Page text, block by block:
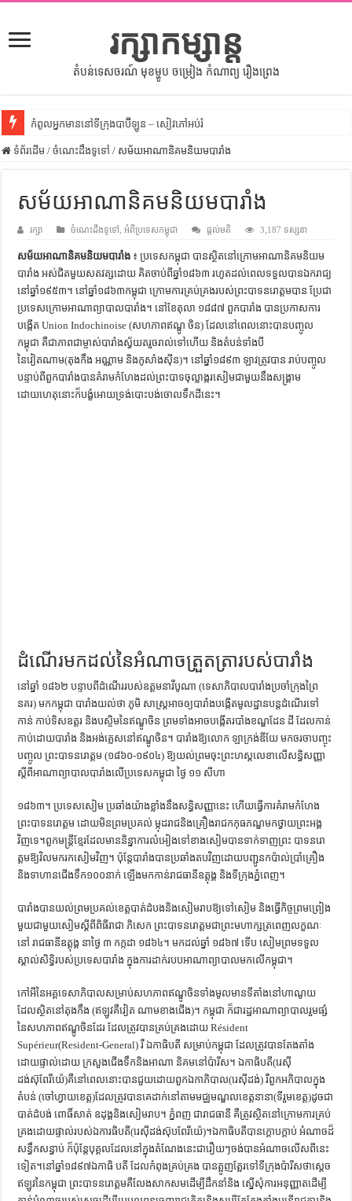
រក្សាកម្សាន្ត
តំបន់ទេសចរណ៍ មុខម្ហូប ចម្រៀង កំណាព្យ រឿងព្រេង
កំពូលអ្នកមាននៅទីក្រុងបាប៊ីឡូន – សៀវភៅអប់រំ
សីលធម៌នៅក្នុងសង្គមខ្មែរ – សៀវភៅចំណេះដឹងទូទៅ
ទំលៀមទម្លាប់ប្រពៃណីជនជាតិចិន – សៀវភៅចំណេះដឹងទូទៅ
ដើមកំណើតអង្គរ – សៀវភៅចំណេះដឹងទូទៅ
ដើមកំណើតជនជាតិខ្មែរ – អត្ថបទស្រាវជ្រាវ
ទំនាក់ទំនងកម្ពុជានិងចិន – សៀវភៅចំណេះដឹងទូទៅ
ព្រះបាទធម្មិក – សៀវភៅចំណេះដឹងទូទៅ
រដ្ឋបាល និង រដ្ឋបាលវិមជ្ឈការ – អត្ថបទស្រាវជ្រាវ
ការស្វែងយល់អំពី ល្ខោនខោល – សៀវភៅចំណេះដឹងទូទៅ
ទំព័រដើម / ចំណេះដឹងទូទៅ / សម័យអាណានិគមនិយមបារាំង
សម័យអាណានិគមនិយមបារាំង
រក្សា ចំណេះដឹងទូទៅ ,អំពីប្រទេសកម្ពុជា ផ្តល់មតិ 3,187 ទស្សនា
សម័យអាណានិគមនិយមបារាំង ៖ ប្រទេសកម្ពុជា បានស្ថិតនៅក្រោមអាណានិគមនិយម
បារាំង អស់ជិតមួយសតវត្សដោយ គិតចាប់ពីឆ្នាំ១៨៦៣ រហូតដល់ពេលទទួលបានឯករាជ្យ
នៅឆ្នាំ១៩៥៣។ នៅឆ្នាំ១៨៦៣កម្ពុជា ក្រោមការគ្រប់គ្រងរបស់ព្រះបាទនរោត្តមបាន ប្រែជា
ប្រទេសក្រោមអាណាព្យាបាលបារាំង។ នៅខែតុលា ១៨៨៧ ពួកបារាំង បានប្រកាសការ
បង្កើត Union Indochinoise (សហភាពឥណ្ឌូ ចិន) ដែលនៅពេលនោះបានបញ្ចូល
កម្ពុជា គឺជាភាពជាម្ចាស់បារាំងស្វ័យតរួចរាល់ទៅហើយ និងតំបន់ទាំងបី
នៃវៀតណាម(តុងកឹង អណ្ណាម និងកូសាំងស៊ីន)។ នៅឆ្នាំ១៨៩៣ ឡាវត្រូវបាន រាប់បញ្ចូល
បន្ទាប់ពីពួកបារាំងបានគំរាមកំហែងដល់ព្រះបាទចុល្លាង្ករសៀមជាមួយនឹងសង្គ្រាម
ដោយហេតុនោះក៏បង្ខំអោយទ្រង់បោះបង់ចោលទឹកដីនេះ។
ដំណើរមកដល់នៃអំណាចត្រួតត្រារបស់បារាំង
នៅឆ្នាំ ១៨៦២ បន្ទាបពីដំណើររបស់ឧត្ដមនាវីបូណា (ទេសាភិបាលបារាំងប្រចាំក្រុងព្រៃ
នគរ) មកកម្ពុជា បារាំងយល់ថា ភូមិ សាស្ត្រអាចឲ្យបារាំងបង្កើតមូលដ្ឋានបន្តដំណើរទៅ
កាន់ កាប់ទិសឧត្ដរ និងបស្ចិមនៃឥណ្ឌូចិន ព្រមទាំងអាចបង្កើតរបាំងខណ្ឌដែន ដី ដែលកាន់
កាប់ដោយបារាំង និងអង់គ្លេសនៅឥណ្ឌូចិន។ បារាំងឱ្យលោក ឡាក្រង់ឌីយែ មកចរចាបញ្ចុះ
បញ្ចូល ព្រះបាទនរោត្ដម (១៨៦០-១៩០៤) ឱ្យយល់ព្រមចុះព្រះហស្តលេខាលើសន្ធិសញ្ញា
ស្ដីពីអាណាព្យាបាលបារាំងលើប្រទេសកម្ពុជា ថ្ងៃ ១១ សីហា
១៨៦៣។ ប្រទេសសៀម ប្រឆាំងយ៉ាងខ្លាំងនឹងសន្ធិសញ្ញានេះ ហើយធ្វើការគំរាមកំហែង
ព្រះបាទនរោត្ដម ដោយមិនព្រមប្រគល់ ម្កុដរាជនិងគ្រឿងរាជកកុធភណ្ឌមកថ្វាយព្រះអង្គ
វិញទេ។ពួកមន្ត្រីខ្មែរដែលមាននិន្នាការលំអៀងទៅខាងសៀមបានទាក់ទាញព្រះ បាទនរោ
ត្ដមឱ្យវិលមករកសៀមវិញ។ ប៉ុន្តែបារាំងបានប្រឆាំងតបវិញដោយបញ្ជូនកប៉ាល់ប្រាំគ្រឿង
និងទាហានជើងទឹក១០០នាក់ ឡើងមកកាន់រាជធានីឧត្ដុង្គ និងទីក្រុងភ្នំពេញ។
បារាំងបានយល់ព្រមប្រគល់ខេត្តបាត់ដំបងនិងសៀមរាបឱ្យទៅសៀម និងធ្វើកិច្ចព្រមព្រៀង
មួយជាមួយសៀមស្ដីពីពិធីរាជា ភិសេក ព្រះបាទនរោត្ដមជាព្រះមហាក្សត្រពេញលក្ខណៈ
នៅ រាជធានីឧត្ដុង្គ នាថ្ងៃ ៣ កក្កដា ១៨៦៤។ មកដល់ឆ្នាំ ១៨៦៧ ទើប សៀមព្រមទទួល
ស្គាល់សិទ្ធិរបស់ប្រទេសបារាំង ក្នុងការដាក់របបអាណាព្យាបាលមកលើកម្ពុជា។
កៅអីនៃអគ្គទេសាភិបាលសម្រាប់សហភាពឥណ្ឌូចិនទាំងមូលមានទីតាំងនៅហាណូយ
ដែលស្ថិតនៅតុងកឹង (ឥឡូវគឺវៀត ណាមខាងជើង)។ កម្ពុជា ក៏ជារដ្ឋអាណាព្យាបាលរួមផ្សំ
នៃសហភាពឥណ្ឌូចិនដែរ ដែលត្រូវបានគ្រប់គ្រងដោយ Résident
Supérieur(Resident-General) រឺ ឯកាធិបតី សម្រាប់កម្ពុជា ដែលត្រូវបានតែងតាំង
ដោយផ្ទាល់ដោយ ក្រសួងជើងទឹកនិងអាណា និគមនៅប៉ារីស។ ឯកាធិបតី(រេស៊ី
ដង់ស៊ុពែរីយ៉េ)គឺនៅពេលនោះបានជួយដោយពួកឯកាភិបាល(រេស៊ីដង់) រឺពួកអភិបាលក្នុង
តំបន់ (ចៅហ្វាយខេត្ត)ដែលត្រូវបានគេដាក់នៅតាមមជ្ឈមណ្ឌលខេត្តនានា(ទីរួមខេត្ត)ដូចជា
បាត់ដំបង់ ពោធិ៍សាត់ ឧដុង្គនិងសៀមរាប។ ភ្នំពញ ជារាជធានី គឺត្រូវស្ថិតនៅក្រោមការគ្រប់
គ្រងដោយផ្ទាល់របស់ឯការធិបតី(រេស៊ីដង់ស៊ុបពែរីយ៉េ)។ឯកាធិបតីបានក្ដោបក្ដាប់ អំណាចដ៏
សន្ធឹកសន្ធាប់ ក៏ប៉ុន្តែបុគ្គលដែលនៅក្នុងតំណែងនេះជារឿយៗចង់បានអំណាចលើសពីនេះ
ទៀត។នៅឆ្នាំ១៨៩៧ឯកាធិ បតី ដែលកំពុងគ្រប់គ្រង បានត្អូញត្អែរទៅទីក្រុងប៉ារីសថាស្ដេច
ឥឡូវនៃកម្ពុជា ព្រះបាទនរោត្តមគឺលែងសាកសមដើម្បីដឹកនាំនិង ស្នើសុំការអនុញ្ញាតដើម្បី